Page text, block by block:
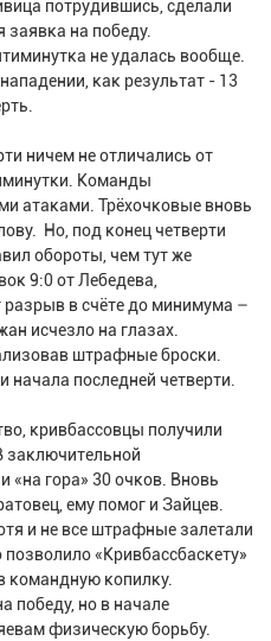
потрудившись, сделали
заявка на победу.
не удалась вообще.
как результат - 13
ничем не отличались от
Команды
атаками. Трёхочковые вновь
Но, под конец четверти
обороты, чем тут же
9:0 от Лебедева,
в счёте до минимума –
исчезло на глазах.
штрафные броски.
начала последней четверти.
кривбассовцы получили
заключительной
«на гора» 30 очков. Вновь
ему помог и Зайцев.
и не все штрафные залетали
«Кривбассбаскету»
командную копилку.
победу, но в начале
физическую борьбу.